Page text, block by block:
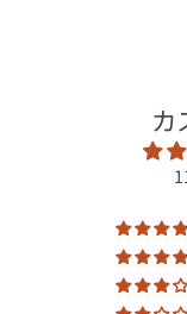
カ